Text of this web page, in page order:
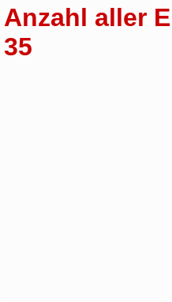
Anzahl aller
35